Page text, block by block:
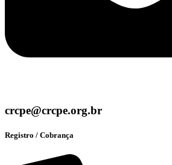
crcpe@crcpe.org.br
Registro / Cobrança